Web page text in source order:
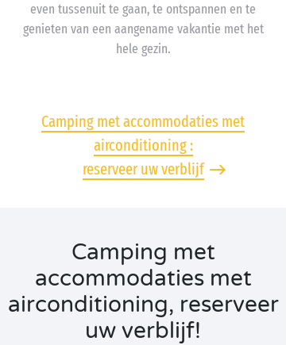
even tussenuit te gaan, te ontspannen en te
genieten van een aangename vakantie met het
hele gezin.
Camping met accommodaties met
airconditioning :
reserveer uw verblijf
Camping met
accommodaties met
airconditioning, reserveer
uw verblijf!